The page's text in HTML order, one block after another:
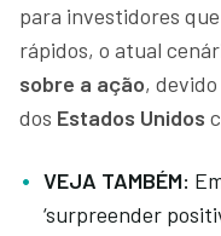
para investidores
rápidos, o atual
sobre a ação,
dos Estados Unidos
VEJA TAMBÉM:
‘surpreender